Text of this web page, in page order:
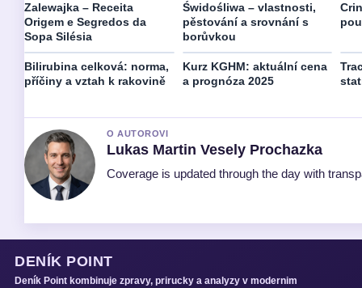
Zalewajka – Receita
Origem e Segredos da
Sopa Silésia
Świdośliwa – vlastnosti,
pěstování a srovnání s
borůvkou
Bilirubina celková: norma,
příčiny a vztah k rakovině
Kurz KGHM: aktuální cena
a prognóza 2025
O AUTOROVI
Lukas Martin Vesely Prochazka
Coverage is updated through the day with
DENÍK POINT
Deník Point kombinuje zpravy, prirucky a analyzy v modernim